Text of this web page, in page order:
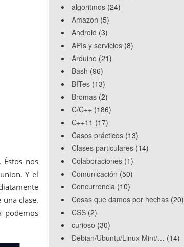
nos
Y el
clase.
podemos
algoritmos (24)
Amazon (5)
Android (3)
APIs y servicios (8)
Arduino (21)
Bash (96)
BITes (13)
Bromas (2)
C/C++ (186)
C++11 (17)
Casos prácticos (13)
Clases particulares (14)
Colaboraciones (1)
Comunicación (50)
Concurrencia (10)
Cosas que damos por hechas (20)
CSS (2)
curioso (30)
Debian/Ubuntu/Linux Mint/… (14)